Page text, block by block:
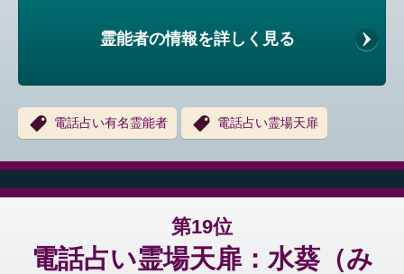
霊能者の情報を詳しく見る
電話占い有名霊能者 電話占い霊場天扉
第19位
電話占い霊場天扉：水葵（み